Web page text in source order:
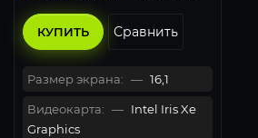
КУПИТЬ Сравнить
Размер экрана: — 16,1
Видеокарта: — Intel Iris Xe
Graphics